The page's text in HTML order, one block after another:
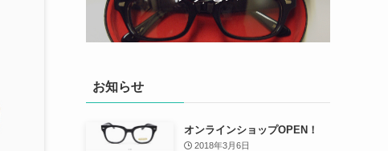
お知らせ
オンラインショップOPEN！
2018年3月6日